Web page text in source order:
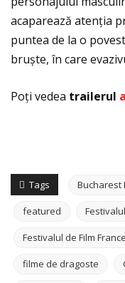
acaparează atenţia
puntea de la o
bruște, în care
Poţi vedea trailerul
Tags Bucharest
featured
Festivalul de Film
filme de dragoste